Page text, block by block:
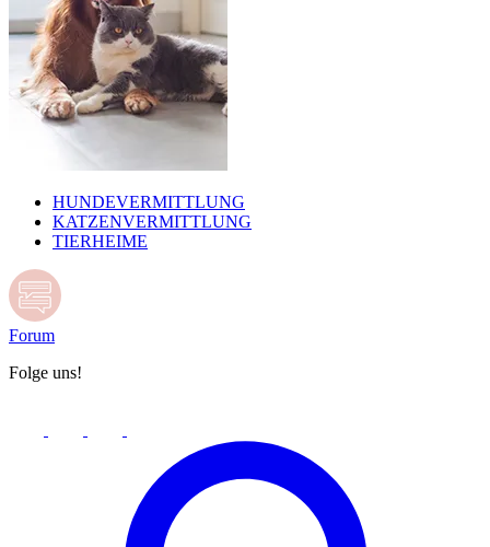
HUNDEVERMITTLUNG
KATZENVERMITTLUNG
TIERHEIME
Forum
Folge uns!